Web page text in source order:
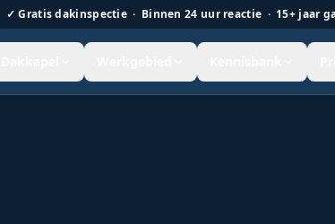
✓Gratis dakinspectie · Binnen 24 uur reactie · 15+ jaar